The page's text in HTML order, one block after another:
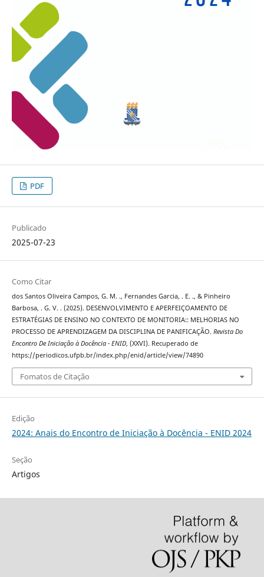
PDF
Publicado
2025-07-23
Como Citar
dos Santos Oliveira Campos, G. M. ., Fernandes Garcia, . E. ., & Pinheiro
Barbosa, . G. V. . (2025). DESENVOLVIMENTO E APERFEIÇOAMENTO DE
ESTRATÉGIAS DE ENSINO NO CONTEXTO DE MONITORIA:: MELHORIAS NO
PROCESSO DE APRENDIZAGEM DA DISCIPLINA DE PANIFICAÇÃO. Revista Do
Encontro De Iniciação à Docência - ENID, (XXVI). Recuperado de
https://periodicos.ufpb.br/index.php/enid/article/view/74890
Fomatos de Citação
Edição
2024: Anais do Encontro de Iniciação à Docência - ENID 2024
Seção
Artigos